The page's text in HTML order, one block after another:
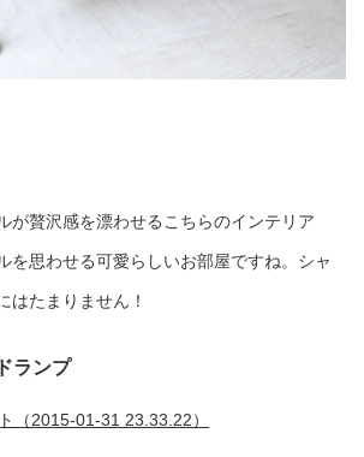
が贅沢感を漂わせるこちらのインテリア
を思わせる可愛らしいお部屋ですね。シャ
はたまりません！
ランプ